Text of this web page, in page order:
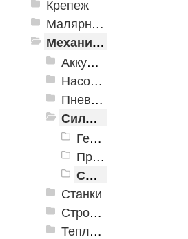
Крепеж
Малярно-штукатурные инструменты
Механизированные инструменты
Аккумуляторный инструмент
Насосное оборудование
Пневматика
Силовое оборудование
Генераторы (электростанции)
Принадлежности для генераторов
Сварочное оборудование
Станки
Строительное оборудование
Тепло и клининговое оборудование (уборка)